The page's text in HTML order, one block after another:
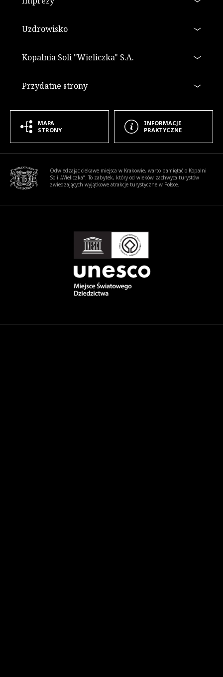
Uzdrowisko
Kopalnia Soli "Wieliczka" S.A.
Przydatne strony
Odwiedzając ciekawe miejsca w Krakowie, warto pamiętać o Kopalni
Soli „Wieliczka”. To zabytek, który od wieków zachwyca turystów
zwiedzających wyjątkowe atrakcje turystyczne w Polsce.
Informacje dodatkowe
MAPA
STRONY
INFORMACJE
PRAKTYCZNE